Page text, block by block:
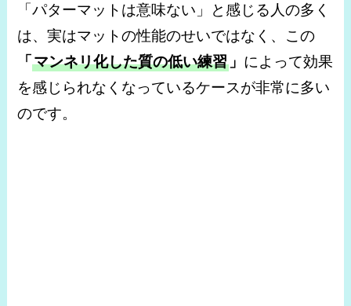
「パターマットは意味ない」と感じる人の多く
は、実はマットの性能のせいではなく、この
「マンネリ化した質の低い練習 」 によって効果
を感じられなくなっているケースが非常に多い
のです。